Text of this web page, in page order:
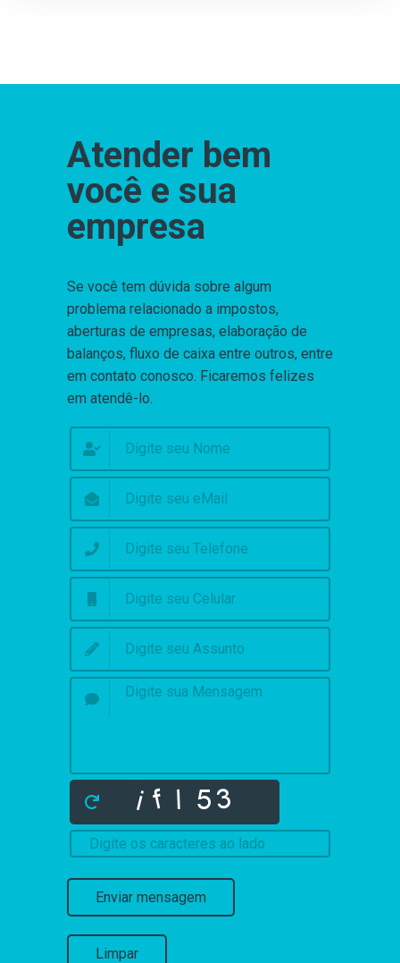
Atender bem
você e sua
empresa
Se você tem dúvida sobre algum
problema relacionado a impostos,
aberturas de empresas, elaboração de
balanços, fluxo de caixa entre outros, entre
em contato conosco. Ficaremos felizes
em atendê-lo.
Enviar mensagem
Limpar